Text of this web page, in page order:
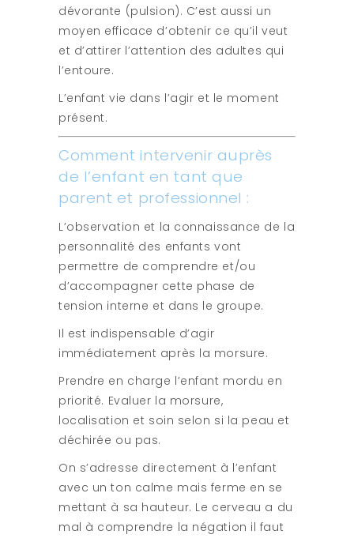
dévorante (pulsion). C’est aussi un
moyen efficace d’obtenir ce qu’il veut
et d’attirer l’attention des adultes qui
l’entoure.
L’enfant vie dans l’agir et le moment
présent.
Comment intervenir auprès
de l’enfant en tant que
parent et professionnel :
L’observation et la connaissance de la
personnalité des enfants vont
permettre de comprendre et/ou
d’accompagner cette phase de
tension interne et dans le groupe.
Il est indispensable d’agir
immédiatement après la morsure.
Prendre en charge l’enfant mordu en
priorité. Evaluer la morsure,
localisation et soin selon si la peau et
déchirée ou pas.
On s’adresse directement à l’enfant
avec un ton calme mais ferme en se
mettant à sa hauteur. Le cerveau a du
mal à comprendre la négation il faut